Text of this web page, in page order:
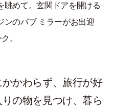
眺めて。玄関ドアを開ける
ンのパブ ミラーがお出迎
。
かかわらず、旅行が好
の物を見つけ、暮ら